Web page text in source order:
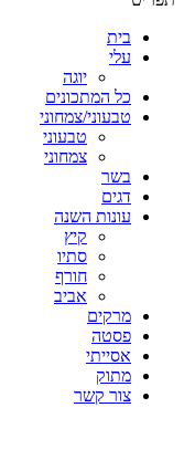
בית
עלי
יוגה
כל המתכונים
טבעוני/צמחוני
טבעוני
צמחוני
בשר
דגים
עונות השנה
קיץ
סתיו
חורף
אביב
מרקים
פסטה
אסייתי
מתוק
צור קשר